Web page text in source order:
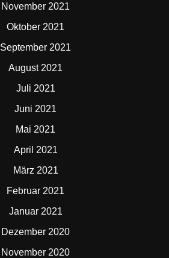
November 2021
Oktober 2021
September 2021
August 2021
Juli 2021
Juni 2021
Mai 2021
April 2021
März 2021
Februar 2021
Januar 2021
Dezember 2020
November 2020